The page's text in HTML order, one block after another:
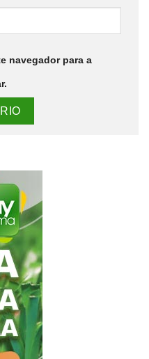
navegador para a